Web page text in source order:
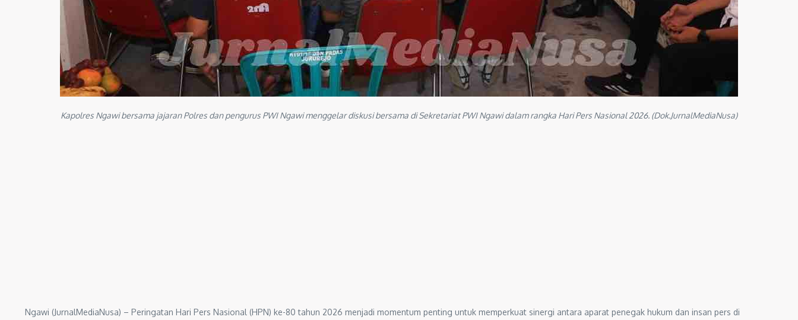
Kapolres Ngawi bersama jajaran Polres dan pengurus PWI Ngawi menggelar diskusi bersama di Sekretariat PWI Ngawi dalam rangka Hari Pers Nasional 2026. (Dok.JurnalMediaNusa)
Ngawi (JurnalMediaNusa) – Peringatan Hari Pers Nasional (HPN) ke-80 tahun 2026 menjadi momentum penting untuk memperkuat sinergi antara aparat penegak hukum dan insan pers di